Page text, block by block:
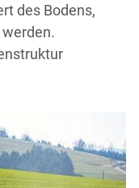
des Bodens,